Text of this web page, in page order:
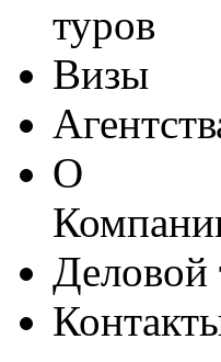
туров
Визы
О
Деловой